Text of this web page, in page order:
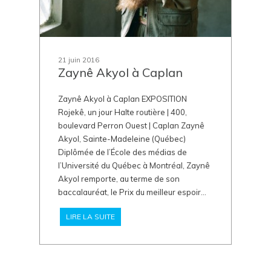
21 juin 2016
Zaynê Akyol à Caplan
Zaynê Akyol à Caplan EXPOSITION
Rojekê, un jour Halte routière | 400,
boulevard Perron Ouest | Caplan Zaynê
Akyol, Sainte-Madeleine (Québec)
Diplômée de l’École des médias de
l’Université du Québec à Montréal, Zaynê
Akyol remporte, au terme de son
baccalauréat, le Prix du meilleur espoir...
LIRE LA SUITE